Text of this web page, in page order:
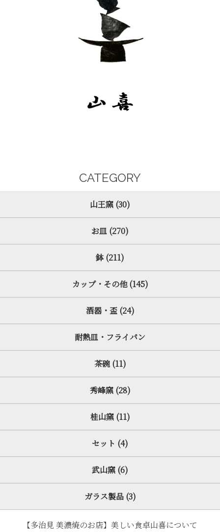
CATEGORY
山王窯 (30)
お皿 (270)
鉢 (211)
カップ・その他 (145)
酒器・盃 (24)
耐熱皿・フライパン
茶碗 (11)
秀峰窯 (28)
桂山窯 (11)
セット (4)
武山窯 (6)
ガラス製品 (3)
【多治見 美濃焼のお店】美しい食卓山喜について